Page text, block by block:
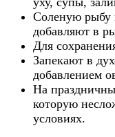
Соленую рыбу
добавляют в
Для
Запекают в
добавлением
На
которую
условиях.